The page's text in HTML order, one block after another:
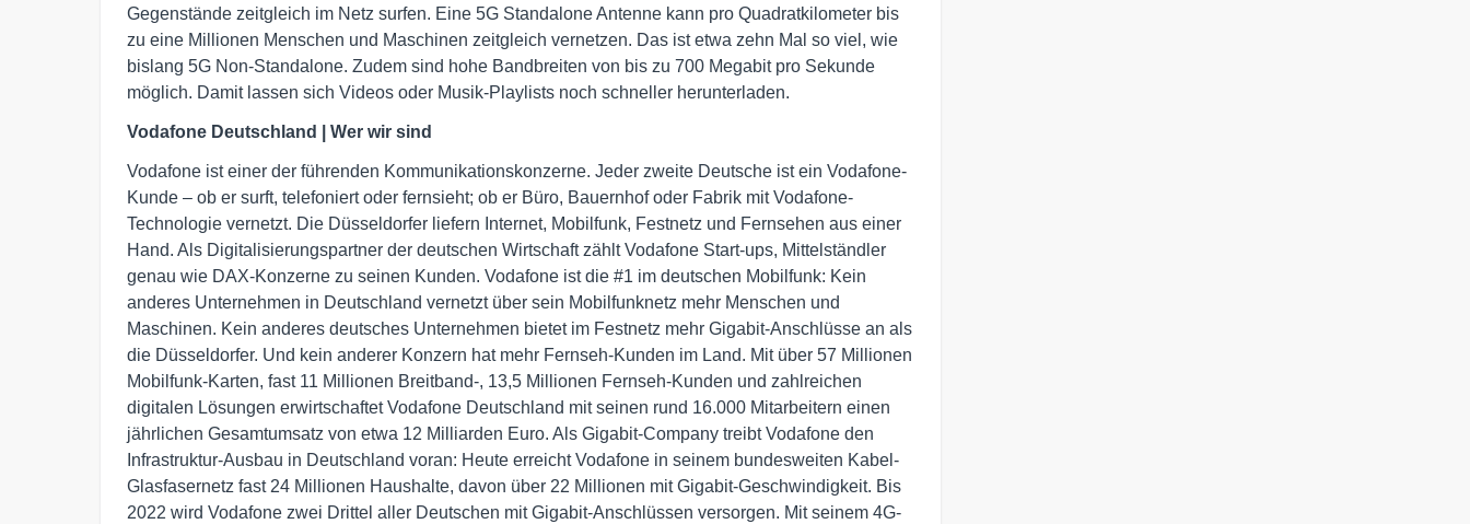
Gegenstände zeitgleich im Netz surfen. Eine 5G Standalone Antenne kann pro Quadratkilometer bis
zu eine Millionen Menschen und Maschinen zeitgleich vernetzen. Das ist etwa zehn Mal so viel, wie
bislang 5G Non-Standalone. Zudem sind hohe Bandbreiten von bis zu 700 Megabit pro Sekunde
möglich. Damit lassen sich Videos oder Musik-Playlists noch schneller herunterladen.
Vodafone Deutschland | Wer wir sind
Vodafone ist einer der führenden Kommunikationskonzerne. Jeder zweite Deutsche ist ein Vodafone-
Kunde – ob er surft, telefoniert oder fernsieht; ob er Büro, Bauernhof oder Fabrik mit Vodafone-
Technologie vernetzt. Die Düsseldorfer liefern Internet, Mobilfunk, Festnetz und Fernsehen aus einer
Hand. Als Digitalisierungspartner der deutschen Wirtschaft zählt Vodafone Start-ups, Mittelständler
genau wie DAX-Konzerne zu seinen Kunden. Vodafone ist die #1 im deutschen Mobilfunk: Kein
anderes Unternehmen in Deutschland vernetzt über sein Mobilfunknetz mehr Menschen und
Maschinen. Kein anderes deutsches Unternehmen bietet im Festnetz mehr Gigabit-Anschlüsse an als
die Düsseldorfer. Und kein anderer Konzern hat mehr Fernseh-Kunden im Land. Mit über 57 Millionen
Mobilfunk-Karten, fast 11 Millionen Breitband-, 13,5 Millionen Fernseh-Kunden und zahlreichen
digitalen Lösungen erwirtschaftet Vodafone Deutschland mit seinen rund 16.000 Mitarbeitern einen
jährlichen Gesamtumsatz von etwa 12 Milliarden Euro. Als Gigabit-Company treibt Vodafone den
Infrastruktur-Ausbau in Deutschland voran: Heute erreicht Vodafone in seinem bundesweiten Kabel-
Glasfasernetz fast 24 Millionen Haushalte, davon über 22 Millionen mit Gigabit-Geschwindigkeit. Bis
2022 wird Vodafone zwei Drittel aller Deutschen mit Gigabit-Anschlüssen versorgen. Mit seinem 4G-